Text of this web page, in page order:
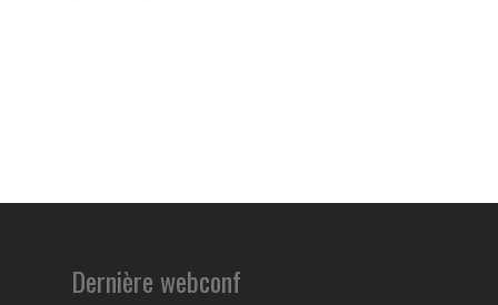
Dernière webconf